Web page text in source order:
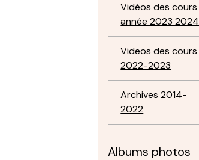
Vidéos des cours
année 2023 2024
Videos des cours
2022-2023
Archives 2014-
2022
Albums photos